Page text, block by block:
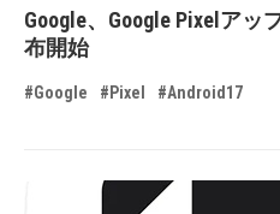
Google、Google Pixelアッ
布開始
#Google #Pixel #Android17